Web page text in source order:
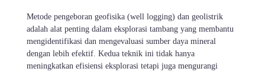
Metode pengeboran geofisika (well logging) dan geolistrik
adalah alat penting dalam eksplorasi tambang yang membantu
mengidentifikasi dan mengevaluasi sumber daya mineral
dengan lebih efektif. Kedua teknik ini tidak hanya
meningkatkan efisiensi eksplorasi tetapi juga mengurangi